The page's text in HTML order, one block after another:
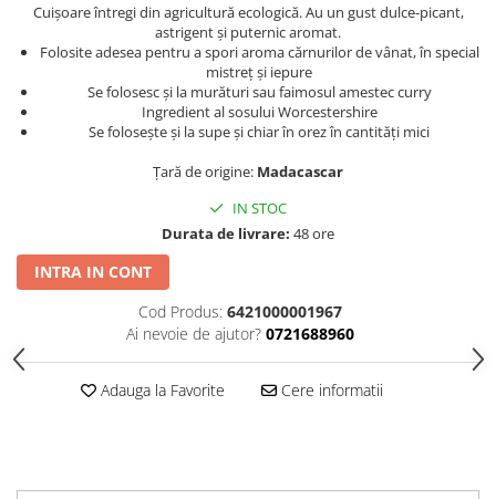
REMEDII NATURISTE
TOATE PRODUSELE
Cuișoare întregi din agricultură ecologică. Au un gust dulce-picant,
astrigent și puternic aromat.
Folosite adesea pentru a spori aroma cărnurilor de vânat, în special
mistreţ şi iepure
Se folosesc şi la murături sau faimosul amestec curry
Ingredient al sosului Worcestershire
Se foloseşte şi la supe şi chiar în orez în cantităţi mici
Țară de origine: Madacascar
IN STOC
Durata de livrare: 48 ore
INTRA IN CONT
Cod Produs: 6421000001967
Ai nevoie de ajutor? 0721688960
Adauga la Favorite Cere informatii